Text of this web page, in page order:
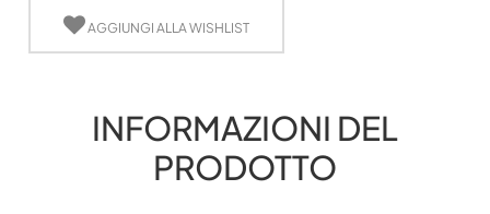
AGGIUNGI ALLA WISHLIST
INFORMAZIONI DEL
PRODOTTO